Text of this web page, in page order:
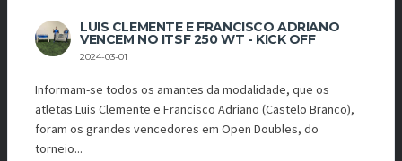
LUIS CLEMENTE E FRANCISCO ADRIANO
VENCEM NO ITSF 250 WT - KICK OFF
2024-03-01
Informam-se todos os amantes da modalidade, que os
atletas Luis Clemente e Francisco Adriano (Castelo Branco),
foram os grandes vencedores em Open Doubles, do
torneio...